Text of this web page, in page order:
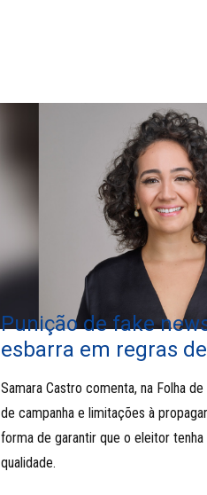
Punição de fake
esbarra em regras
Samara Castro comenta, na Folha
de campanha e limitações à
forma de garantir que o eleitor
qualidade.